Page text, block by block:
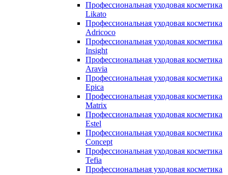
Профессиональная уходовая косметика
Likato
Профессиональная уходовая косметика
Adricoco
Профессиональная уходовая косметика
Insight
Профессиональная уходовая косметика
Aravia
Профессиональная уходовая косметика
Epica
Профессиональная уходовая косметика
Matrix
Профессиональная уходовая косметика
Estel
Профессиональная уходовая косметика
Concept
Профессиональная уходовая косметика
Tefia
Профессиональная уходовая косметика